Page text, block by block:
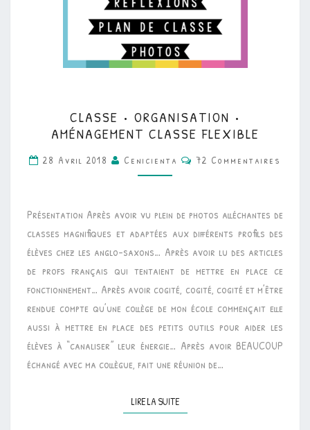
•
ORGANISATION
•
AMÉNAGEMENT
FLEXIBLE
CLASSE • ORGANISATION •
AMÉNAGEMENT CLASSE FLEXIBLE
28 Avril 2018 Cenicienta Commentaires
72 Commentaires
Présentation Après avoir vu plein de photos alléchantes de
classes magnifiques et adaptées aux différents profils des
élèves chez les anglo-saxons… Après avoir lu des articles
de profs français qui tentaient de mettre en place ce
fonctionnement… Après avoir cogité, cogité, cogité et m’être
rendue compte qu’une collège de mon école commençait elle
aussi à mettre en place des petits outils pour aider les
élèves à “canaliser” leur énergie… Après avoir BEAUCOUP
échangé avec ma collègue, fait une réunion de…
LIRE LA SUITELIRE LA SUITE